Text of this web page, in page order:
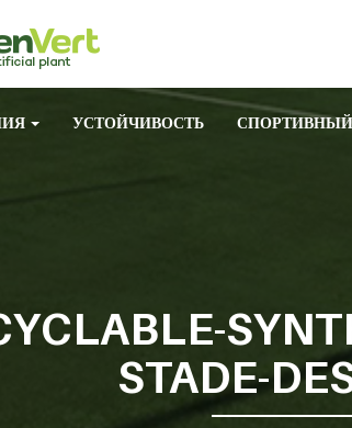
УСТОЙЧИВОСТЬ СПОРТИВНЫЙ
STADE-